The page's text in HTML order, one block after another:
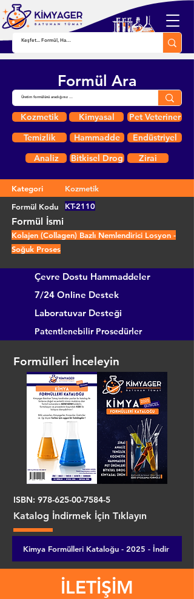
Formül Ara
Kozmetik Kimyasal
Pet Veteriner
Temizlik
Hammadde
Endüstriyel
Analiz
Bitkisel Drog Zirai
Kategori
Kozmetik
Formül Kodu
KT-2110
Formül İsmi
Kolajen (Collagen) Bazlı Nemlendirici Losyon -
Soğuk Proses
Çevre Dostu Hammaddeler
7/24 Online Destek
Laboratuvar Desteği
Patentlenebilir Prosedürler
Formülleri İnceleyin
ISBN: 978-625-00-7584-5
Katalog İndirmek İçin Tıklayın
Kimya Formülleri Kataloğu - 2025 - İndir
İLETİŞİM